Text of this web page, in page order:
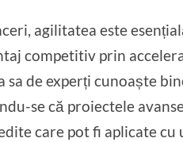
agilitatea este
competitiv prin
de experți cunoaște
se că proiectele
care pot fi aplicate